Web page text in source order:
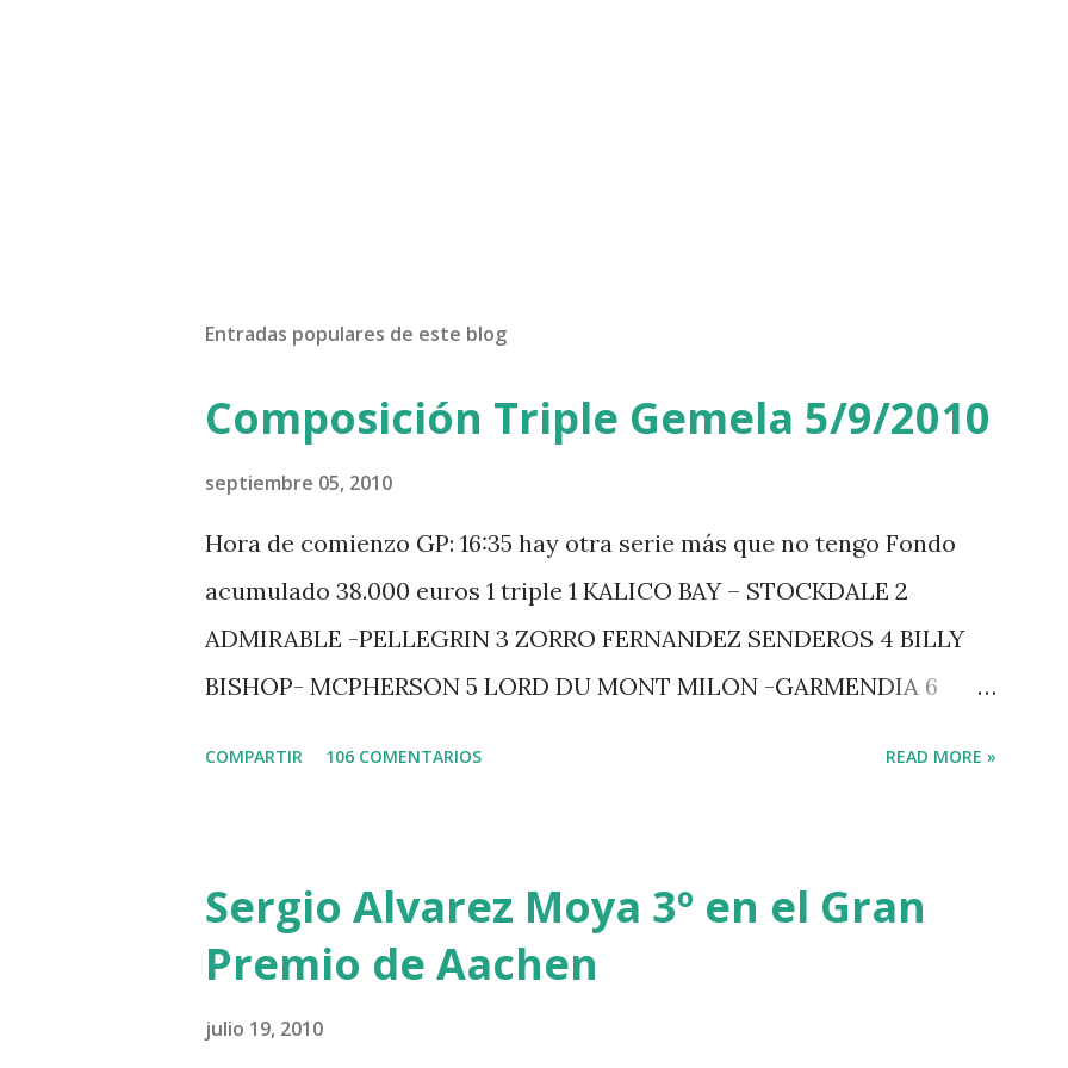
Entradas populares de este blog
Composición Triple Gemela 5/9/2010
septiembre 05, 2010
Hora de comienzo GP: 16:35 hay otra serie más que no tengo Fondo
acumulado 38.000 euros 1 triple 1 KALICO BAY – STOCKDALE 2
ADMIRABLE -PELLEGRIN 3 ZORRO FERNANDEZ SENDEROS 4 BILLY
BISHOP- MCPHERSON 5 LORD DU MONT MILON -GARMENDIA 6
QUERLYBET HERO -LEJAUNE 7 MO CHROI - O’BRIEN 8 CARMENA Z -
BREEN 9 JALLA DE GAVIERE -RAMZY AL DUHAMI 10 NOVEL -
PHILIPPAERTS 3 triple 1 LATE NIGHT -LEVY 2 K CLUB LADY -
COMPARTIR 106 COMENTARIOS READ MORE »
Sergio Alvarez Moya 3º en el Gran
Premio de Aachen
julio 19, 2010